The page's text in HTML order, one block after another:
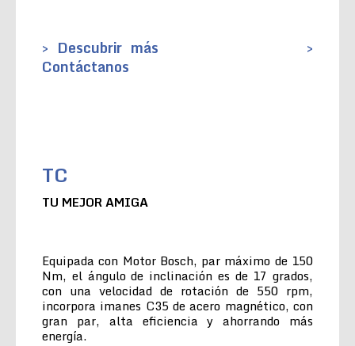
> Descubrir más
>
Contáctanos
TC
TU MEJOR AMIGA
Equipada con Motor Bosch, par máximo de 150
Nm, el ángulo de inclinación es de 17 grados,
con una velocidad de rotación de 550 rpm,
incorpora imanes C35 de acero magnético, con
gran par, alta eficiencia y ahorrando más
energía.